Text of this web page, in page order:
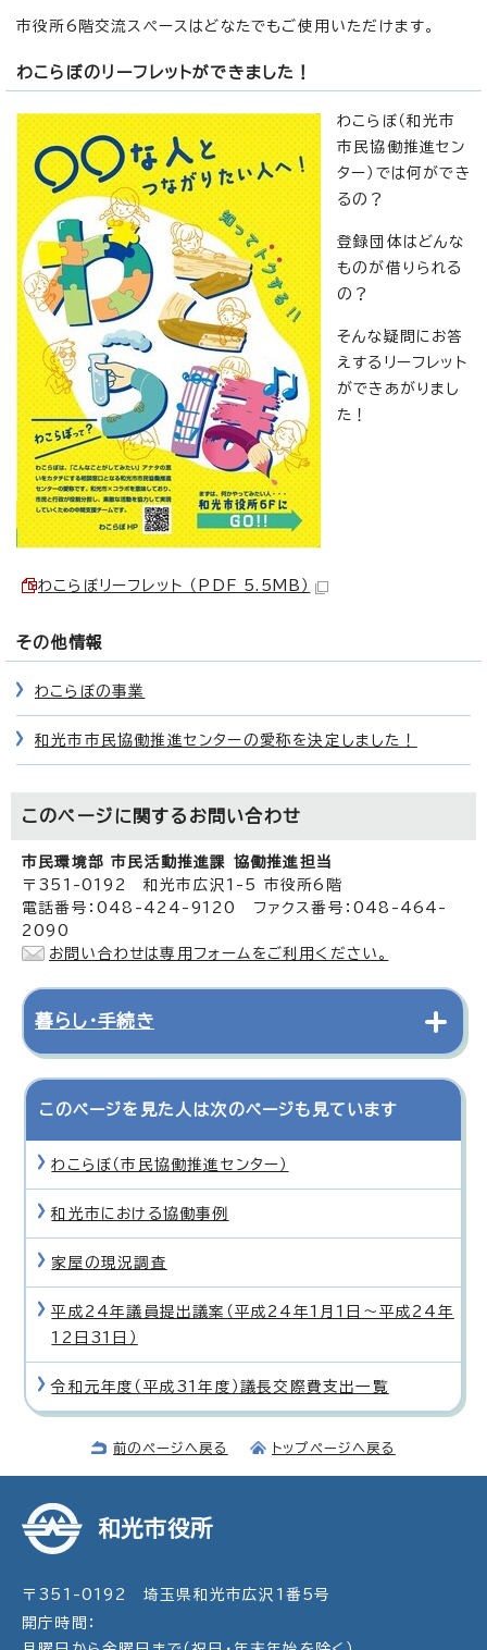
市役所6階交流スペースはどなたでもご使用いただけます。
わこらぼのリーフレットができました！
わこらぼ（和光市
市民協働推進セン
ター）では何ができ
るの？
登録団体はどんな
ものが借りられる
の？
そんな疑問にお答
えするリーフレット
ができあがりまし
た！
わこらぼリーフレット （PDF 5.5MB）
その他情報
わこらぼの事業
和光市市民協働推進センターの愛称を決定しました！
このページに関する お問い合わせ
市民環境部 市民活動推進課 協働推進担当
〒351-0192 和光市広沢1-5 市役所6階
電話番号：048-424-9120 ファクス番号：048-464-
2090
お問い合わせは専用フォームをご利用ください。
暮らし・手続き
このページを見た人は次のページも見ています
わこらぼ（市民協働推進センター）
和光市における協働事例
家屋の現況調査
平成24年議員提出議案（平成24年1月1日〜平成24年
12日31日）
令和元年度（平成31年度）議長交際費支出一覧
前のページへ戻る トップページへ戻る
和光市役所
〒351-0192 埼玉県和光市広沢1番5号
開庁時間：